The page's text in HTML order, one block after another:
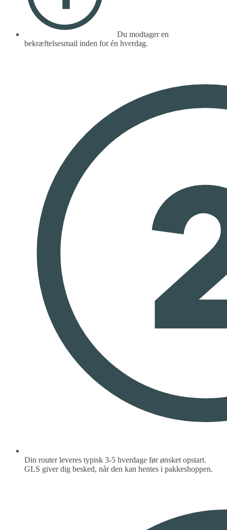
Du modtager en
bekræftelsesmail inden for én hverdag.
Din router leveres typisk 3-5 hverdage før ønsket opstart.
GLS giver dig besked, når den kan hentes i pakkeshoppen.